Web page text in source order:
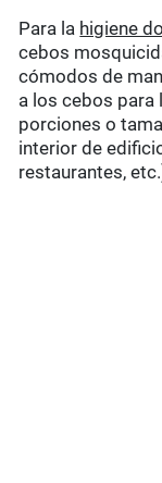
Para la higiene
cebos
cómodos de
a los cebos para
porciones o
interior de
restaurantes,